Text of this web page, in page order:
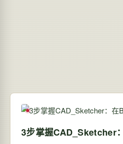
3步掌握CAD_Sketcher